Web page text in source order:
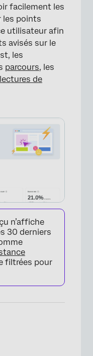
facilement les
les points
utilisateur afin
avisés sur le
les
parcours, les
de
n’affiche
30 derniers
filtrées pour